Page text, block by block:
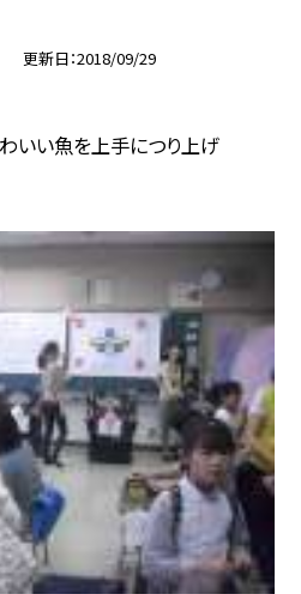
更新日 2018/09/29
わいい魚を上手につり上げ